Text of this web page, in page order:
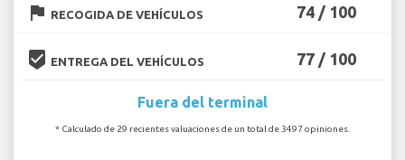
flag RECOGIDA DE VEHÍCULOS 74 / 100
beenhere ENTREGA DEL VEHÍCULOS 77 / 100
Fuera del terminal
* Calculado de 29 recientes valuaciones de un total de 3497 opiniones.